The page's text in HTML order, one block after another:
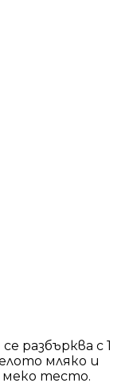
разбърква с 1
мляко и
меко тесто.